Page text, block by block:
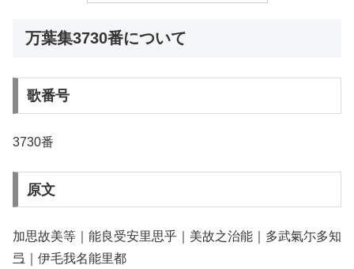
万葉集3730番について
歌番号
3730番
原文
加思故美等｜能良受安里思乎｜美故之治能｜多武氣尓多知
弖｜伊毛我名能里都